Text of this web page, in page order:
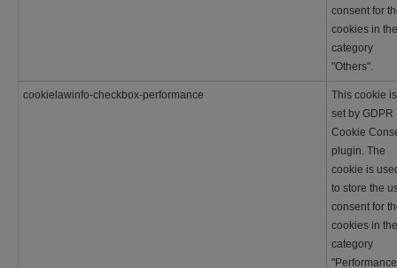
consent for
cookies in the
category
"Others".
cookielawinfo-checkbox-performance
This cookie is
set by GDPR
Cookie
plugin. The
cookie is
to store the
consent for
cookies in the
category